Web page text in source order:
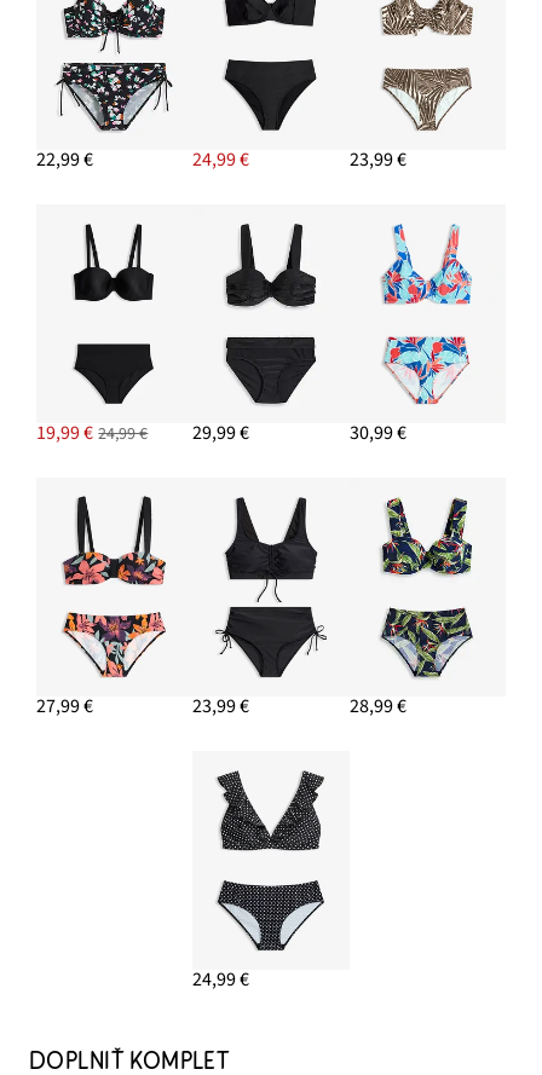
22,99 € 24,99 € 23,99 €
19,99 € 24,99 € 29,99 € 30,99 €
27,99 € 23,99 € 28,99 €
24,99 €
DOPLNIŤ KOMPLET